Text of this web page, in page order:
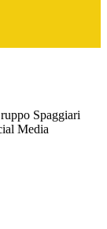
Spaggiari
Media